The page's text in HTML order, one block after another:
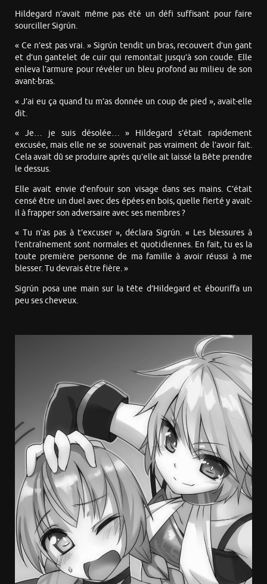
Hildegard n’avait même pas été un défi suffisant pour faire
sourciller Sigrún.
« Ce n’est pas vrai. » Sigrún tendit un bras, recouvert d’un gant
et d’un gantelet de cuir qui remontait jusqu’à son coude. Elle
enleva l’armure pour révéler un bleu profond au milieu de son
avant-bras.
« J’ai eu ça quand tu m’as donnée un coup de pied », avait-elle
dit.
« Je… je suis désolée… » Hildegard s’était rapidement
excusée, mais elle ne se souvenait pas vraiment de l’avoir fait.
Cela avait dû se produire après qu’elle ait laissé la Bête prendre
le dessus.
Elle avait envie d’enfouir son visage dans ses mains. C’était
censé être un duel avec des épées en bois, quelle fierté y avait-
il à frapper son adversaire avec ses membres ?
« Tu n’as pas à t’excuser », déclara Sigrún. « Les blessures à
l’entraînement sont normales et quotidiennes. En fait, tu es la
toute première personne de ma famille à avoir réussi à me
blesser. Tu devrais être fière. »
Sigrún posa une main sur la tête d’Hildegard et ébouriffa un
peu ses cheveux.